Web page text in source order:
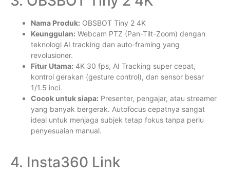
Nama Produk: OBSBOT Tiny 2 4K
Keunggulan: Webcam PTZ (Pan-Tilt-Zoom) dengan
teknologi AI tracking dan auto-framing yang
revolusioner.
Fitur Utama: 4K 30 fps, AI Tracking super cepat,
kontrol gerakan (gesture control), dan sensor besar
1/1.5 inci.
Cocok untuk siapa: Presenter, pengajar, atau streamer
yang banyak bergerak. Autofocus cepatnya sangat
ideal untuk menjaga subjek tetap fokus tanpa perlu
penyesuaian manual.
4. Insta360 Link